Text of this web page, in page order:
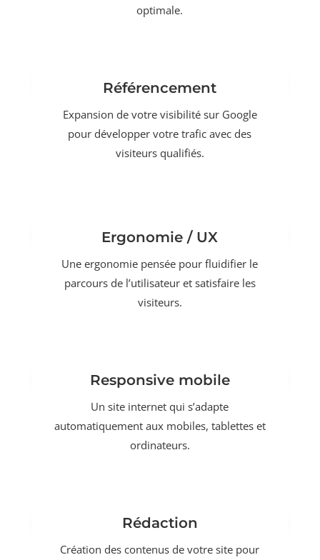
optimale.
Référencement
Expansion de votre visibilité sur Google
pour développer votre trafic avec des
visiteurs qualifiés.
Ergonomie / UX
Une ergonomie pensée pour fluidifier le
parcours de l’utilisateur et satisfaire les
visiteurs.
Responsive mobile
Un site internet qui s’adapte
automatiquement aux mobiles, tablettes et
ordinateurs.
Rédaction
Création des contenus de votre site pour